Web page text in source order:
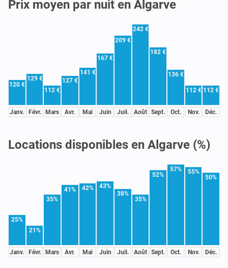
Prix moyen par nuit en Algarve
120 €
Janv.
129 €
Févr.
112 €
Mars
127 €
Avr.
141 €
Mai
167 €
Juin
209 €
Juil.
242 €
Août
182 €
Sept.
136 €
Oct.
112 €
Nov.
112 €
Déc.
Locations disponibles en Algarve (%)
25%
Janv.
21%
Févr.
35%
Mars
41%
Avr.
42%
Mai
43%
Juin
38%
Juil.
35%
Août
52%
Sept.
57%
Oct.
55%
Nov.
50%
Déc.